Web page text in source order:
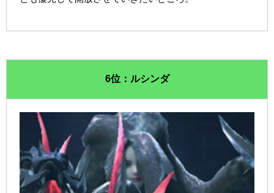
6位：ルシンダ